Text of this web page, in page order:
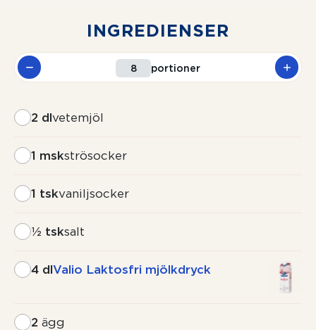
INGREDIENSER
portioner
2 dlvetemjöl
1 mskströsocker
1 tskvaniljsocker
½ tsksalt
4 dlValio Laktosfri mjölkdryck
2 ägg